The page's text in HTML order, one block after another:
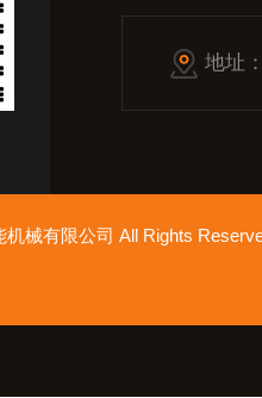
地址
机械有限公司 All Rights